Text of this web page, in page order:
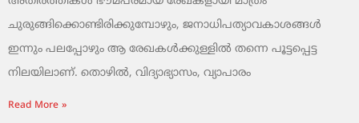
ചുരുങ്ങിക്കൊണ്ടിരിക്കുമ്പോഴും, ജനാധിപത്യാവകാശങ്ങൾ
ഇന്നും പലപ്പോഴും ആ രേഖകൾക്കുള്ളിൽ തന്നെ പൂട്ടപ്പെട്ട
നിലയിലാണ്. തൊഴിൽ, വിദ്യാഭ്യാസം, വ്യാപാരം
Read More »